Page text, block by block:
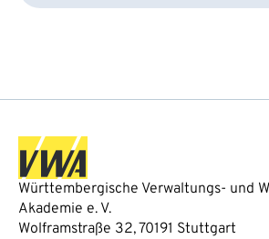
Württembergische Verwaltungs- und
Akademie e. V.
Wolframstraße 32, 70191 Stuttgart